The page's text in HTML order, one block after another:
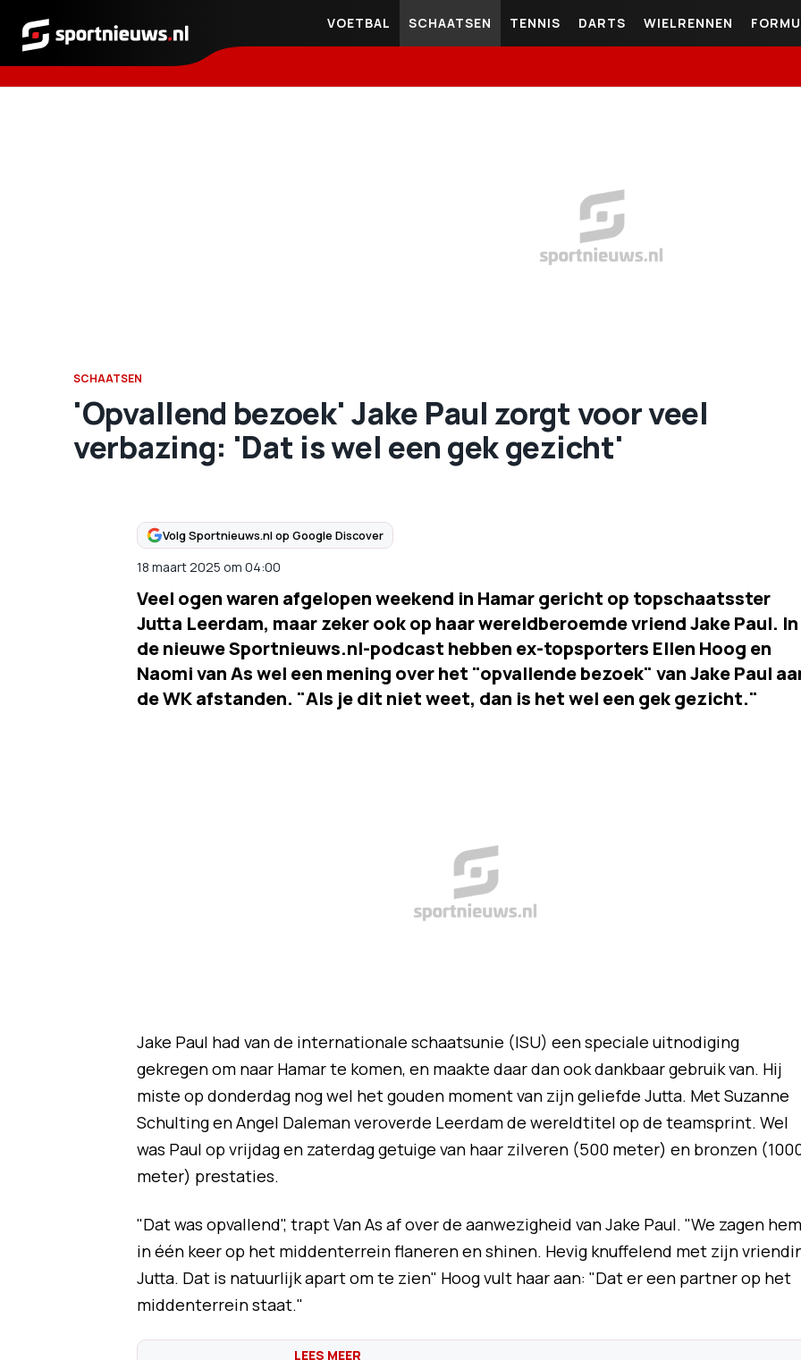
Sportnieuws.nl
VOETBAL SCHAATSEN TENNIS DARTS WIELRENNEN
SCHAATSEN
'Opvallend bezoek' Jake Paul zorgt voor veel
verbazing: 'Dat is wel een gek gezicht'
Volg Sportnieuws.nl op Google Discover
18 maart 2025 om 04:00
Veel ogen waren afgelopen weekend in Hamar gericht op topschaatsster
Jutta Leerdam, maar zeker ook op haar wereldberoemde vriend Jake Paul. In
de nieuwe Sportnieuws.nl-podcast hebben ex-topsporters Ellen Hoog en
Naomi van As wel een mening over het "opvallende bezoek" van Jake Paul
de WK afstanden. "Als je dit niet weet, dan is het wel een gek gezicht."
Jake Paul had van de internationale schaatsunie (ISU) een speciale uitnodiging
gekregen om naar Hamar te komen, en maakte daar dan ook dankbaar gebruik van. Hij
miste op donderdag nog wel het gouden moment van zijn geliefde Jutta. Met Suzanne
Schulting en Angel Daleman veroverde Leerdam de wereldtitel op de teamsprint. Wel
was Paul op vrijdag en zaterdag getuige van haar zilveren (500 meter) en bronzen
meter) prestaties.
"Dat was opvallend", trapt Van As af over de aanwezigheid van Jake Paul. "We zagen hem
in één keer op het middenterrein flaneren en shinen. Hevig knuffelend met zijn
Jutta. Dat is natuurlijk apart om te zien" Hoog vult haar aan: "Dat er een partner op het
middenterrein staat."